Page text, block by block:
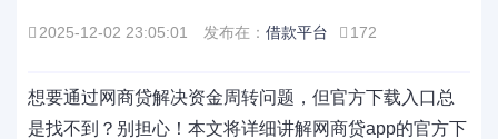
2025-12-02 23:05:01 发布在： 借款平台 172
想要通过网商贷解决资金周转问题，但官方下载入口总
是找不到？别担心！本文将详细讲解网商贷app的官方下